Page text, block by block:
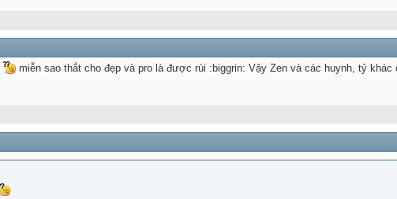
miễn sao thắt cho đẹp và pro là được rùi :biggrin: Vậy Zen và các huynh, tỷ